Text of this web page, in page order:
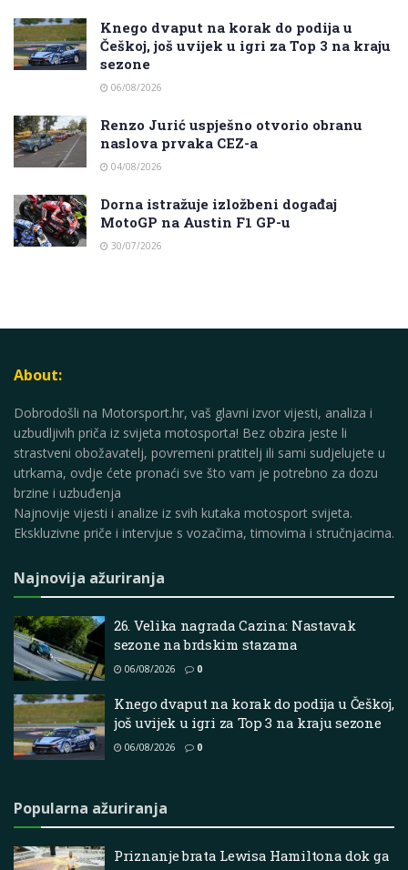
Knego dvaput na korak do podija u
Češkoj, još uvijek u igri za Top 3 na kraju
sezone
06/08/2026
Renzo Jurić uspješno otvorio obranu
naslova prvaka CEZ-a
04/08/2026
Dorna istražuje izložbeni događaj
MotoGP na Austin F1 GP-u
30/07/2026
About:
Dobrodošli na Motorsport.hr, vaš glavni izvor vijesti, analiza i
uzbudljivih priča iz svijeta motosporta! Bez obzira jeste li
strastveni obožavatelj, povremeni pratitelj ili sami sudjelujete u
utrkama, ovdje ćete pronaći sve što vam je potrebno za dozu
brzine i uzbuđenja
Najnovije vijesti i analize iz svih kutaka motosport svijeta.
Ekskluzivne priče i intervjue s vozačima, timovima i stručnjacima.
Najnovija ažuriranja
26. Velika nagrada Cazina: Nastavak
sezone na brdskim stazama
06/08/2026 0
Knego dvaput na korak do podija u Češkoj,
još uvijek u igri za Top 3 na kraju sezone
06/08/2026 0
Popularna ažuriranja
Priznanje brata Lewisa Hamiltona dok ga